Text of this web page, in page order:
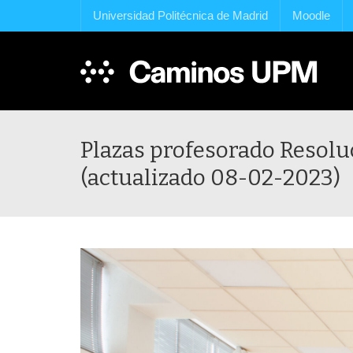
Universidad Politécnica de Madrid Moodle
Plazas profesorado
(actualizado 08-02-2023)